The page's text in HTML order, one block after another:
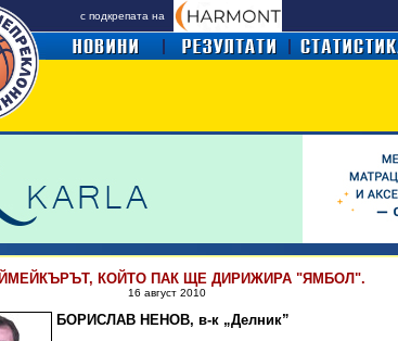
с подкрепата на
КОЙТО ПАК ЩЕ ДИРИЖИРА "ЯМБОЛ".
16 август 2010
БОРИСЛАВ НЕНОВ, в-к „Делник”